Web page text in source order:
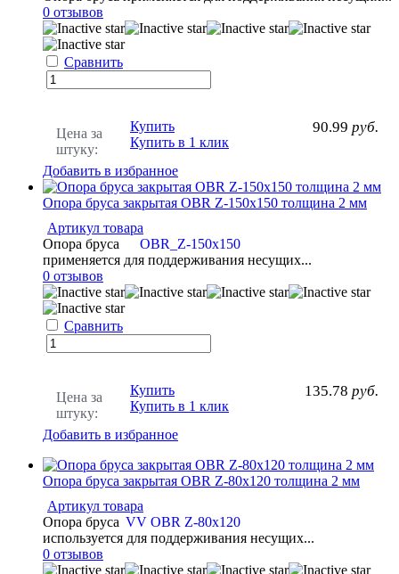
0 отзывов
Сравнить
Цена за
штуку:
90.99 руб.
Купить
Купить в 1 клик
Добавить в избранное
Опора бруса закрытая OBR Z-150x150 толщина 2 мм
Артикул товара
OBR_Z-150х150
Опора бруса
применяется для поддерживания несущих...
0 отзывов
Сравнить
Цена за
штуку:
135.78 руб.
Купить
Купить в 1 клик
Добавить в избранное
Опора бруса закрытая OBR Z-80x120 толщина 2 мм
Артикул товара
VV OBR Z-80x120
Опора бруса
используется для поддерживания несущих...
0 отзывов